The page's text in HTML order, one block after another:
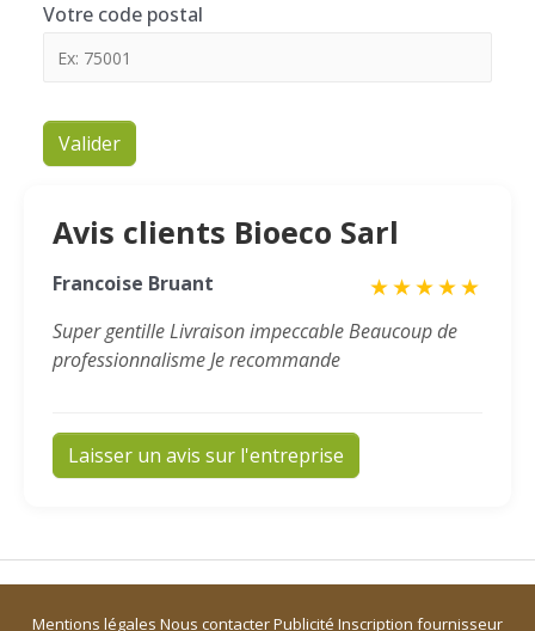
Votre code postal
Valider
Avis clients Bioeco Sarl
Francoise Bruant ★★★★★
Super gentille Livraison impeccable Beaucoup de
professionnalisme Je recommande
Laisser un avis sur l'entreprise
Mentions légales Nous contacterPublicité Inscription fournisseur